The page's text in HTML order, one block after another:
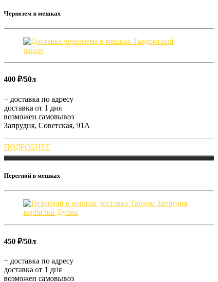
Чернозем в мешках
400 ₽/50л
+ доставка по адресу
доставка от 1 дня
возможен самовывоз
Запрудня, Советская, 91А
ПОДРОБНЕЕ
Перегной в мешках
450 ₽/50л
+ доставка по адресу
доставка от 1 дня
возможен самовывоз